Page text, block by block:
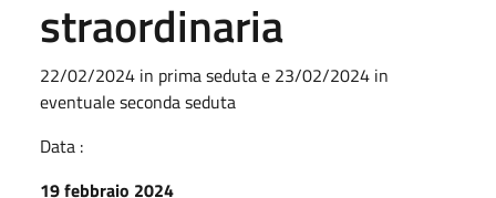
straordinaria
22/02/2024 in prima seduta e 23/02/2024 in
eventuale seconda seduta
Data :
19 febbraio 2024